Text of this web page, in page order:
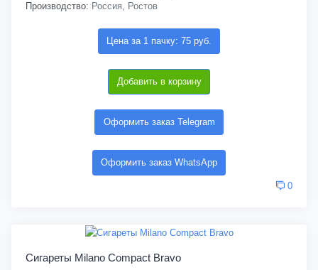
Производство: Россия, Ростов
Цена за 1 пачку: 75 руб.
Добавить в корзину
Оформить заказ Telegram
Оформить заказ WhatsApp
0
Сигареты Milano Compact Bravo